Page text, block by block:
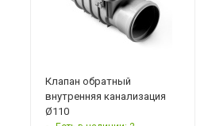
Клапан обратный
внутренняя канализация
Ø110